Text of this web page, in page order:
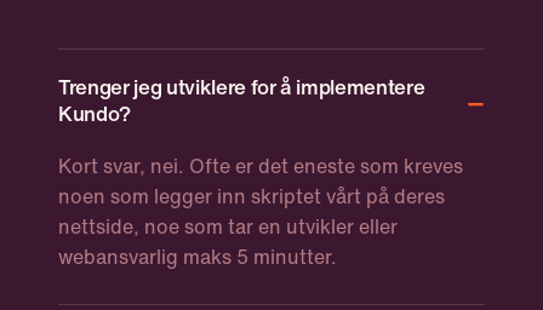
Trenger jeg utviklere for å implementere
Kundo?
Kort svar, nei. Ofte er det eneste som kreves
noen som legger inn skriptet vårt på deres
nettside, noe som tar en utvikler eller
webansvarlig maks 5 minutter.